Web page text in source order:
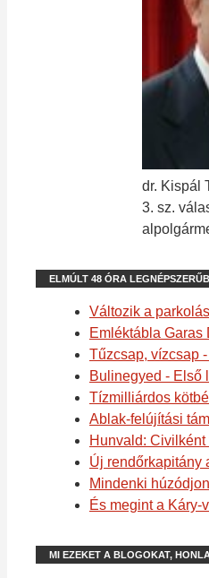
dr. Kispál
3. sz.
ELMÚLT 48 ÓRA
Változik a
Emléktábla Garas
Tűzcsap, vízcsap
Bulinegyed - Első
Tízmilliárdos
Ablak-felújítási
Hunvald: Civilként
Új rendőrkapitány
Mindenki
És megint a Káry-
MI EZEKET A BLOGOKAT,